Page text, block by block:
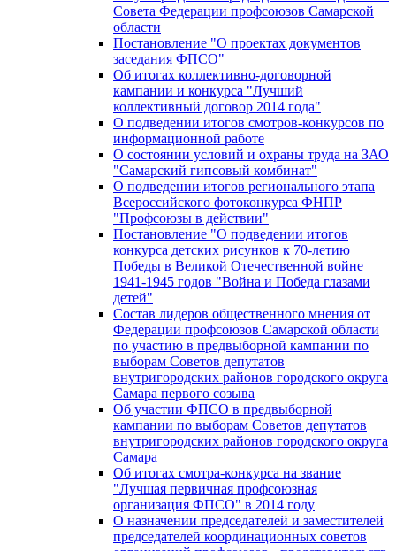
Совета Федерации профсоюзов Самарской
области
Постановление "О проектах документов
заседания ФПСО"
Об итогах коллективно-договорной
кампании и конкурса "Лучший
коллективный договор 2014 года"
О подведении итогов смотров-конкурсов по
информационной работе
О состоянии условий и охраны труда на ЗАО
"Самарский гипсовый комбинат"
О подведении итогов регионального этапа
Всероссийского фотоконкурса ФНПР
"Профсоюзы в действии"
Постановление "О подведении итогов
конкурса детских рисунков к 70-летию
Победы в Великой Отечественной войне
1941-1945 годов "Война и Победа глазами
детей"
Состав лидеров общественного мнения от
Федерации профсоюзов Самарской области
по участию в предвыборной кампании по
выборам Советов депутатов
внутригородских районов городского округа
Самара первого созыва
Об участии ФПСО в предвыборной
кампании по выборам Советов депутатов
внутригородских районов городского округа
Самара
Об итогах смотра-конкурса на звание
"Лучшая первичная профсоюзная
организация ФПСО" в 2014 году
О назначении председателей и заместителей
председателей координационных советов